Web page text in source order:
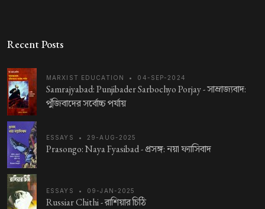
Recent Posts
MARXIST EDUCATION • 04-SEP-2024
Samrajyabad: Punjibader Sarbochyo Porjay -সাম্রাজ্যবাদ:
পুঁজিবাদের সর্বোচ্চ পর্যায়
ESSAYS • 29-AUG-2025
Prasongo: Naya Fyasibad -প্রসঙ্গ: নয়া ফ্যাসিবাদ
ESSAYS • 09-JAN-2025
Russiar Chithi -রাশিয়ার চিঠি